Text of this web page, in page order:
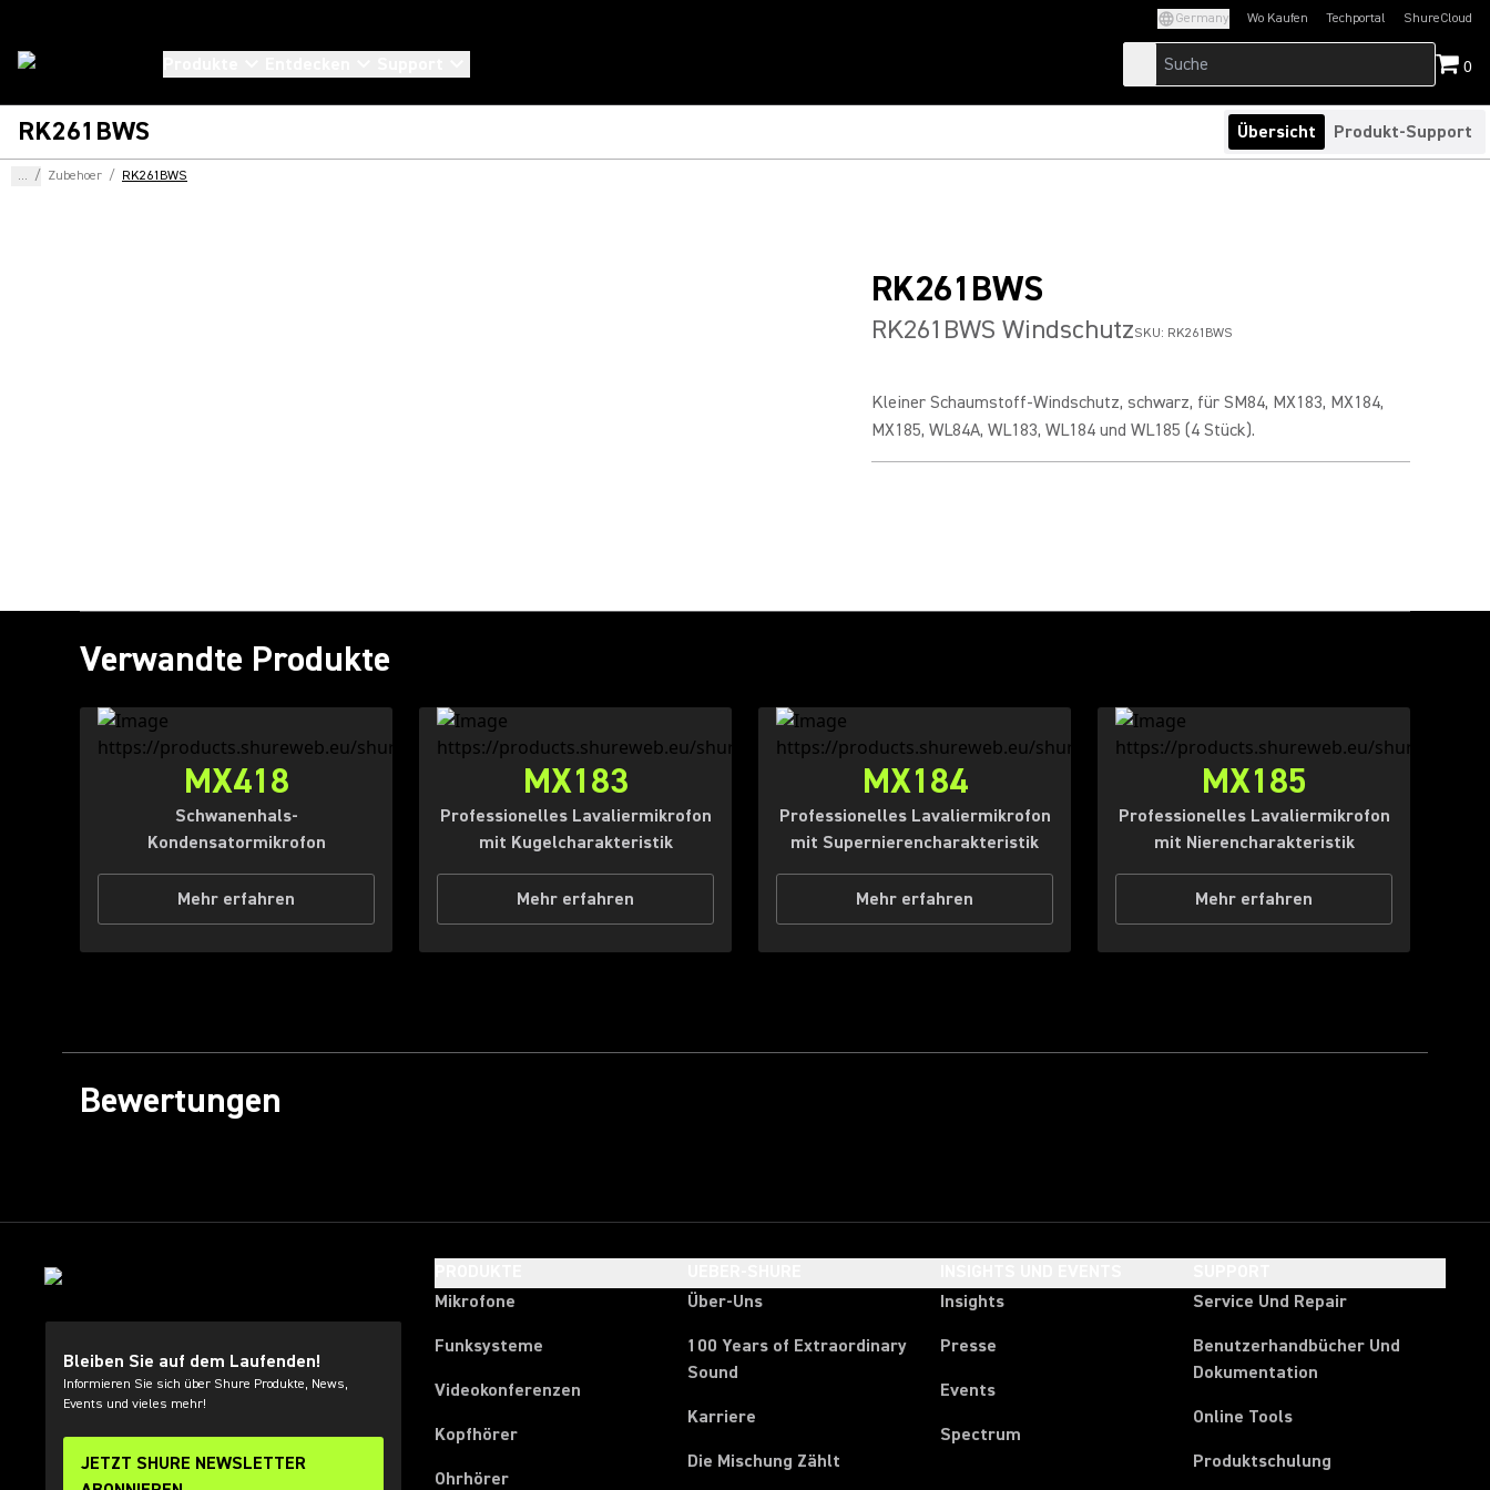
Germany Wo Kaufen Techportal
(Opens in a new tab)ShureCloud
(Opens in a new
0
RK261BWS Übersicht Produkt-Support
... / Zubehoer / RK261BWS
RK261BWS
RK261BWS WindschutzSKU: RK261BWS
Kleiner Schaumstoff-Windschutz, schwarz, für SM84, MX183, MX184,
MX185, WL84A, WL183, WL184 und WL185 (4 Stück).
Verwandte Produkte
MX418
Schwanenhals-
Kondensatormikrofon
Mehr erfahren
MX183
Professionelles Lavaliermikrofon
mit Kugelcharakteristik
Mehr erfahren
MX184
Professionelles Lavaliermikrofon
mit Supernierencharakteristik
Mehr erfahren
MX185
Professionelles Lavaliermikrofon
mit Nierencharakteristik
Mehr erfahren
Bewertungen
Bleiben Sie auf dem Laufenden!
Informieren Sie sich über Shure Produkte, News,
Events und vieles mehr!
JETZT SHURE NEWSLETTER
Mikrofone
Funksysteme
Videokonferenzen
Kopfhörer
Ohrhörer
Über-Uns
100 Years of Extraordinary
Sound
Karriere
Die Mischung Zählt
Insights
Presse
Events
Spectrum
Service Und Repair
Benutzerhandbücher Und
Dokumentation
Online Tools
Produktschulung